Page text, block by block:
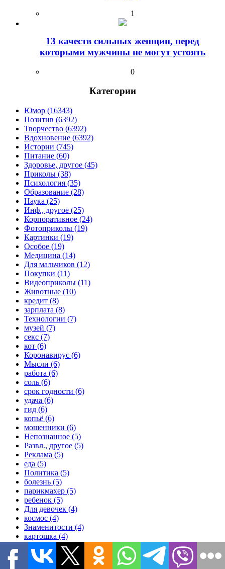
1
13 качеств сильных женщин, перед
которыми мужчины не могут устоять
0
Категории
Юмор (16343)
Позитив (6392)
Творчество (6392)
Вдохновение (6392)
Истории (745)
Питание (60)
Здоровье, другое (45)
Приколы (38)
Психология (35)
Образование (28)
Наука (25)
Инф., другое (25)
Корпоративное (24)
Фотоприколы (19)
Картинки (19)
Особое (19)
Медицина (14)
Для мальчиков (12)
Покупки (11)
Видеоприколы (11)
Животные (10)
кредит (8)
зарплата (8)
Технологии (7)
музей (7)
секс (7)
кот (6)
Коронавирус (6)
Мысли (6)
работа (6)
соль (6)
срок годности (6)
удача (6)
гид (6)
копьё (6)
мошенники (6)
Непознанное (5)
Развл., другое (5)
Реклама (5)
еда (5)
Политика (5)
болезнь (5)
парикмахер (5)
ребенок (5)
Для девочек (4)
космос (4)
Знаменитости (4)
картошка (4)
президент (4)
Авто (4)
Все категории